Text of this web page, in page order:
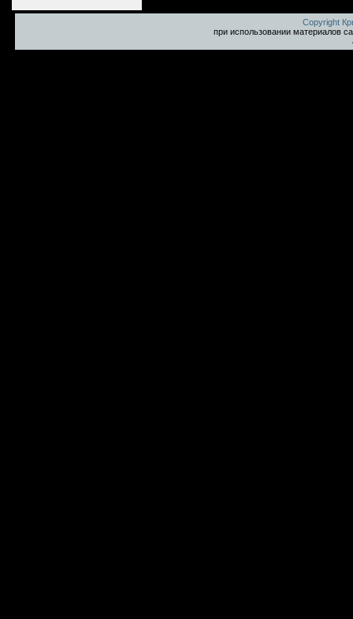
Copyright
при использовании материалов